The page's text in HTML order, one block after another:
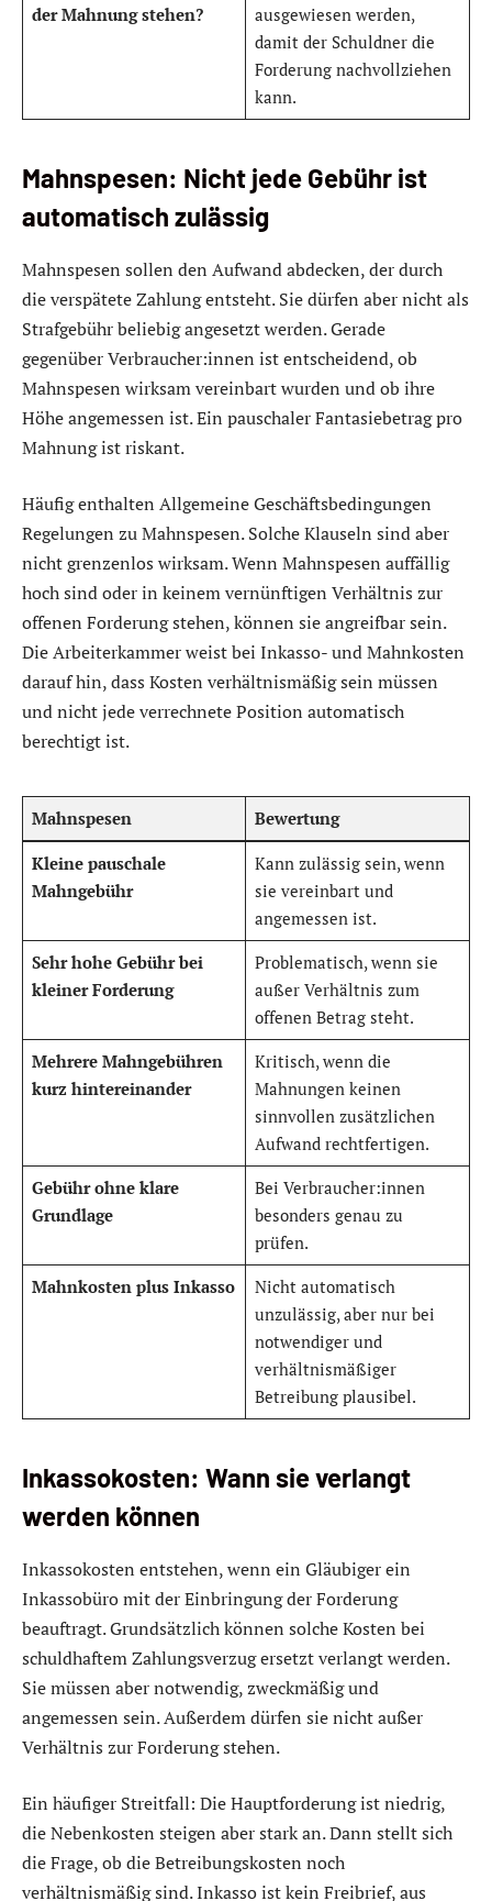
der Mahnung stehen?
ausgewiesen werden,
damit der Schuldner die
Forderung nachvollziehen
kann.
Mahnspesen: Nicht jede Gebühr ist
automatisch zulässig
Mahnspesen sollen den Aufwand abdecken, der durch
die verspätete Zahlung entsteht. Sie dürfen aber nicht als
Strafgebühr beliebig angesetzt werden. Gerade
gegenüber Verbraucher:innen ist entscheidend, ob
Mahnspesen wirksam vereinbart wurden und ob ihre
Höhe angemessen ist. Ein pauschaler Fantasiebetrag pro
Mahnung ist riskant.
Häufig enthalten Allgemeine Geschäftsbedingungen
Regelungen zu Mahnspesen. Solche Klauseln sind aber
nicht grenzenlos wirksam. Wenn Mahnspesen auffällig
hoch sind oder in keinem vernünftigen Verhältnis zur
offenen Forderung stehen, können sie angreifbar sein.
Die Arbeiterkammer weist bei Inkasso- und Mahnkosten
darauf hin, dass Kosten verhältnismäßig sein müssen
und nicht jede verrechnete Position automatisch
berechtigt ist.
Mahnspesen Bewertung
Kleine pauschale
Mahngebühr
Kann zulässig sein, wenn
sie vereinbart und
angemessen ist.
Sehr hohe Gebühr bei
kleiner Forderung
Problematisch, wenn sie
außer Verhältnis zum
offenen Betrag steht.
Mehrere Mahngebühren
kurz hintereinander
Kritisch, wenn die
Mahnungen keinen
sinnvollen zusätzlichen
Aufwand rechtfertigen.
Gebühr ohne klare
Grundlage
Bei Verbraucher:innen
besonders genau zu
prüfen.
Mahnkosten plus Inkasso
Nicht automatisch
unzulässig, aber nur bei
notwendiger und
verhältnismäßiger
Betreibung plausibel.
Inkassokosten: Wann sie verlangt
werden können
Inkassokosten entstehen, wenn ein Gläubiger ein
Inkassobüro mit der Einbringung der Forderung
beauftragt. Grundsätzlich können solche Kosten bei
schuldhaftem Zahlungsverzug ersetzt verlangt werden.
Sie müssen aber notwendig, zweckmäßig und
angemessen sein. Außerdem dürfen sie nicht außer
Verhältnis zur Forderung stehen.
Ein häufiger Streitfall: Die Hauptforderung ist niedrig,
die Nebenkosten steigen aber stark an. Dann stellt sich
die Frage, ob die Betreibungskosten noch
verhältnismäßig sind. Inkasso ist kein Freibrief, aus